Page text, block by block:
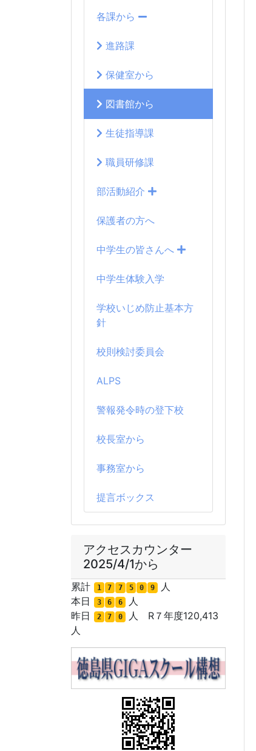
各課から
進路課
保健室から
図書館から
生徒指導課
職員研修課
部活動紹介
保護者の方へ
中学生の皆さんへ
中学生体験入学
学校いじめ防止基本方
針
校則検討委員会
ALPS
警報発令時の登下校
校長室から
事務室から
提言ボックス
アクセスカウンター
2025/4/1から
累計 1 7 7 5 0 9 人
本日
3 6 6 人
昨日
2 7 0 人 R７年度120,413
人